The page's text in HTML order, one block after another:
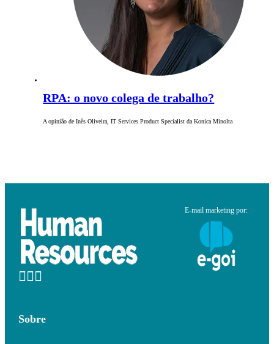
RPA: o novo colega de trabalho?
A opinião de Inês Oliveira, IT Services Product Specialist da Konica Minolta
E-mail marketing por:
Sobre